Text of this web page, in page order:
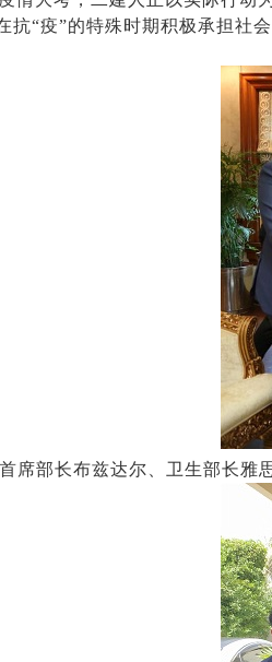
抗“疫”的特殊时期积极承担社
席部长布兹达尔、卫生部长雅